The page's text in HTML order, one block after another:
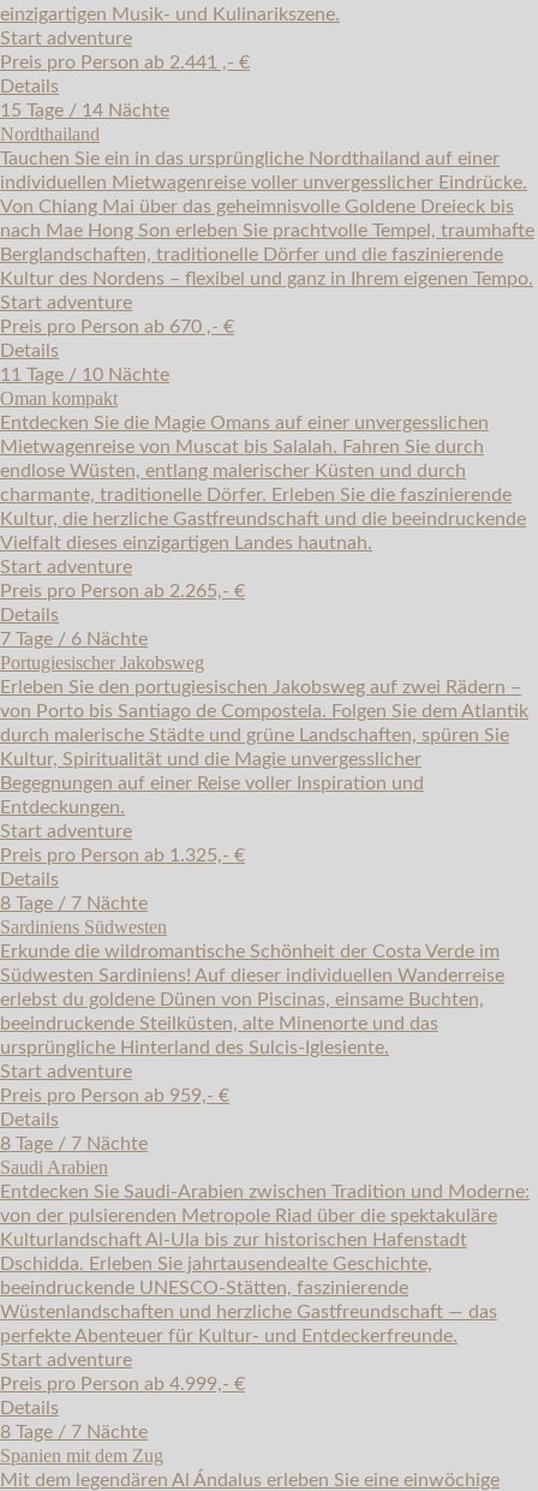
einzigartigen Musik- und Kulinarikszene.
Start adventure
Preis pro Person ab 2.441 ,- €
Details
15 Tage / 14 Nächte
Nordthailand
Tauchen Sie ein in das ursprüngliche Nordthailand auf einer
individuellen Mietwagenreise voller unvergesslicher Eindrücke.
Von Chiang Mai über das geheimnisvolle Goldene Dreieck bis
nach Mae Hong Son erleben Sie prachtvolle Tempel, traumhafte
Berglandschaften, traditionelle Dörfer und die faszinierende
Kultur des Nordens – flexibel und ganz in Ihrem eigenen Tempo.
Start adventure
Preis pro Person ab 670 ,- €
Details
11 Tage / 10 Nächte
Oman kompakt
Entdecken Sie die Magie Omans auf einer unvergesslichen
Mietwagenreise von Muscat bis Salalah. Fahren Sie durch
endlose Wüsten, entlang malerischer Küsten und durch
charmante, traditionelle Dörfer. Erleben Sie die faszinierende
Kultur, die herzliche Gastfreundschaft und die beeindruckende
Vielfalt dieses einzigartigen Landes hautnah.
Start adventure
Preis pro Person ab 2.265,- €
Details
7 Tage / 6 Nächte
Portugiesischer Jakobsweg
Erleben Sie den portugiesischen Jakobsweg auf zwei Rädern –
von Porto bis Santiago de Compostela. Folgen Sie dem Atlantik
durch malerische Städte und grüne Landschaften, spüren Sie
Kultur, Spiritualität und die Magie unvergesslicher
Begegnungen auf einer Reise voller Inspiration und
Entdeckungen.
Start adventure
Preis pro Person ab 1.325,- €
Details
8 Tage / 7 Nächte
Sardiniens Südwesten
Erkunde die wildromantische Schönheit der Costa Verde im
Südwesten Sardiniens! Auf dieser individuellen Wanderreise
erlebst du goldene Dünen von Piscinas, einsame Buchten,
beeindruckende Steilküsten, alte Minenorte und das
ursprüngliche Hinterland des Sulcis-Iglesiente.
Start adventure
Preis pro Person ab 959,- €
Details
8 Tage / 7 Nächte
Saudi Arabien
Entdecken Sie Saudi-Arabien zwischen Tradition und Moderne:
von der pulsierenden Metropole Riad über die spektakuläre
Kulturlandschaft Al-Ula bis zur historischen Hafenstadt
Dschidda. Erleben Sie jahrtausendealte Geschichte,
beeindruckende UNESCO-Stätten, faszinierende
Wüstenlandschaften und herzliche Gastfreundschaft — das
perfekte Abenteuer für Kultur- und Entdeckerfreunde.
Start adventure
Preis pro Person ab 4.999,- €
Details
8 Tage / 7 Nächte
Spanien mit dem Zug
Mit dem legendären Al Ándalus erleben Sie eine einwöchige